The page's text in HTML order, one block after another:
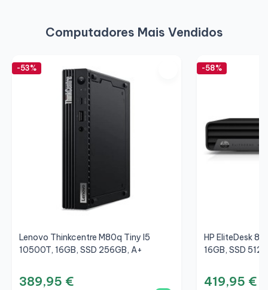
Computadores Mais Vendidos
-53%
Lenovo Thinkcentre M80q Tiny I5
10500T, 16GB, SSD 256GB, A+
389,95 €
-58%
HP EliteDesk
16GB, SSD
419,95 €